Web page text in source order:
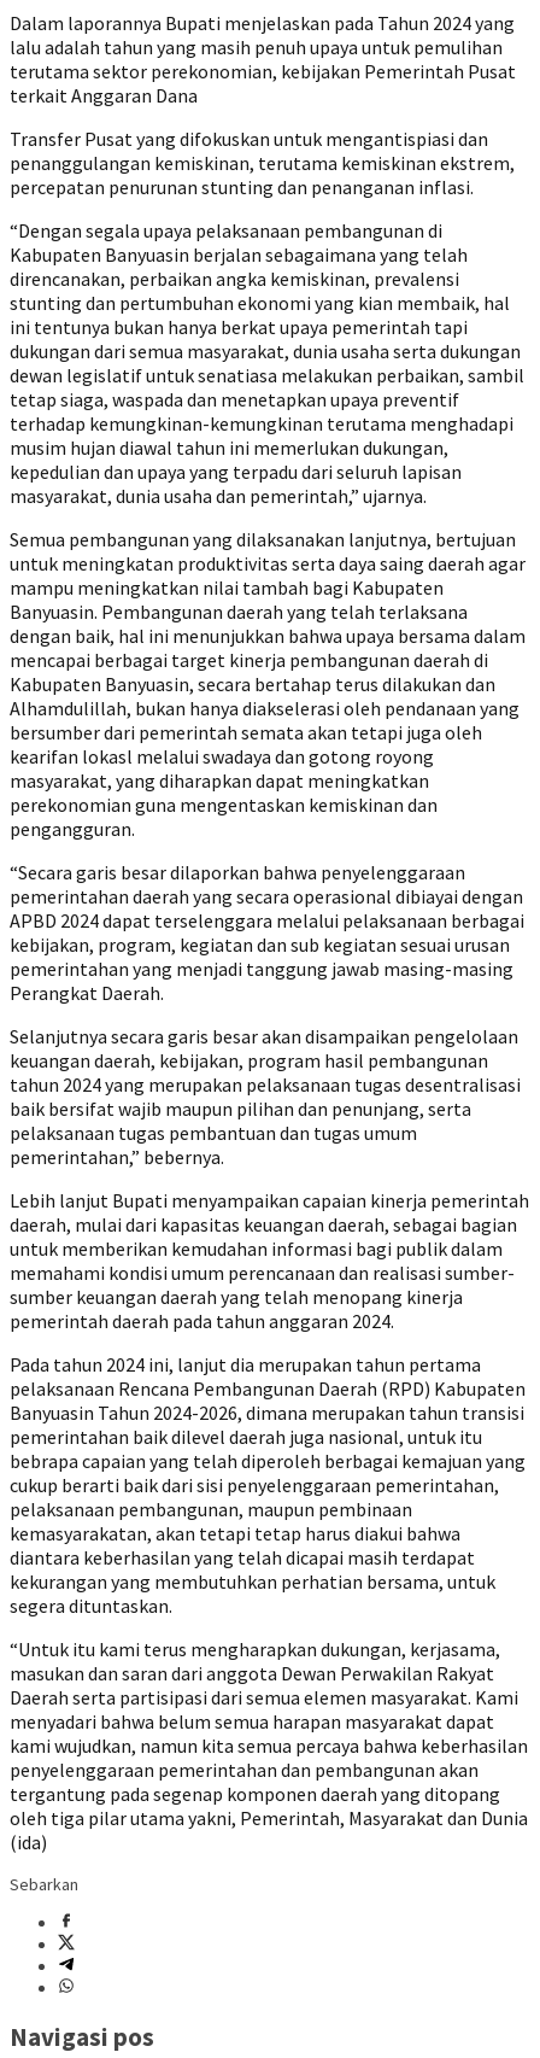
Dalam laporannya Bupati menjelaskan pada Tahun 2024 yang
lalu adalah tahun yang masih penuh upaya untuk pemulihan
terutama sektor perekonomian, kebijakan Pemerintah Pusat
terkait Anggaran Dana
Transfer Pusat yang difokuskan untuk mengantispiasi dan
penanggulangan kemiskinan, terutama kemiskinan ekstrem,
percepatan penurunan stunting dan penanganan inflasi.
“Dengan segala upaya pelaksanaan pembangunan di
Kabupaten Banyuasin berjalan sebagaimana yang telah
direncanakan, perbaikan angka kemiskinan, prevalensi
stunting dan pertumbuhan ekonomi yang kian membaik, hal
ini tentunya bukan hanya berkat upaya pemerintah tapi
dukungan dari semua masyarakat, dunia usaha serta dukungan
dewan legislatif untuk senatiasa melakukan perbaikan, sambil
tetap siaga, waspada dan menetapkan upaya preventif
terhadap kemungkinan-kemungkinan terutama menghadapi
musim hujan diawal tahun ini memerlukan dukungan,
kepedulian dan upaya yang terpadu dari seluruh lapisan
masyarakat, dunia usaha dan pemerintah,” ujarnya.
Semua pembangunan yang dilaksanakan lanjutnya, bertujuan
untuk meningkatan produktivitas serta daya saing daerah agar
mampu meningkatkan nilai tambah bagi Kabupaten
Banyuasin. Pembangunan daerah yang telah terlaksana
dengan baik, hal ini menunjukkan bahwa upaya bersama dalam
mencapai berbagai target kinerja pembangunan daerah di
Kabupaten Banyuasin, secara bertahap terus dilakukan dan
Alhamdulillah, bukan hanya diakselerasi oleh pendanaan yang
bersumber dari pemerintah semata akan tetapi juga oleh
kearifan lokasl melalui swadaya dan gotong royong
masyarakat, yang diharapkan dapat meningkatkan
perekonomian guna mengentaskan kemiskinan dan
pengangguran.
“Secara garis besar dilaporkan bahwa penyelenggaraan
pemerintahan daerah yang secara operasional dibiayai dengan
APBD 2024 dapat terselenggara melalui pelaksanaan berbagai
kebijakan, program, kegiatan dan sub kegiatan sesuai urusan
pemerintahan yang menjadi tanggung jawab masing-masing
Perangkat Daerah.
Selanjutnya secara garis besar akan disampaikan pengelolaan
keuangan daerah, kebijakan, program hasil pembangunan
tahun 2024 yang merupakan pelaksanaan tugas desentralisasi
baik bersifat wajib maupun pilihan dan penunjang, serta
pelaksanaan tugas pembantuan dan tugas umum
pemerintahan,” bebernya.
Lebih lanjut Bupati menyampaikan capaian kinerja pemerintah
daerah, mulai dari kapasitas keuangan daerah, sebagai bagian
untuk memberikan kemudahan informasi bagi publik dalam
memahami kondisi umum perencanaan dan realisasi sumber-
sumber keuangan daerah yang telah menopang kinerja
pemerintah daerah pada tahun anggaran 2024.
Pada tahun 2024 ini, lanjut dia merupakan tahun pertama
pelaksanaan Rencana Pembangunan Daerah (RPD) Kabupaten
Banyuasin Tahun 2024-2026, dimana merupakan tahun transisi
pemerintahan baik dilevel daerah juga nasional, untuk itu
bebrapa capaian yang telah diperoleh berbagai kemajuan yang
cukup berarti baik dari sisi penyelenggaraan pemerintahan,
pelaksanaan pembangunan, maupun pembinaan
kemasyarakatan, akan tetapi tetap harus diakui bahwa
diantara keberhasilan yang telah dicapai masih terdapat
kekurangan yang membutuhkan perhatian bersama, untuk
segera dituntaskan.
“Untuk itu kami terus mengharapkan dukungan, kerjasama,
masukan dan saran dari anggota Dewan Perwakilan Rakyat
Daerah serta partisipasi dari semua elemen masyarakat. Kami
menyadari bahwa belum semua harapan masyarakat dapat
kami wujudkan, namun kita semua percaya bahwa keberhasilan
penyelenggaraan pemerintahan dan pembangunan akan
tergantung pada segenap komponen daerah yang ditopang
oleh tiga pilar utama yakni, Pemerintah, Masyarakat dan Dunia
(ida)
Sebarkan
Navigasi pos